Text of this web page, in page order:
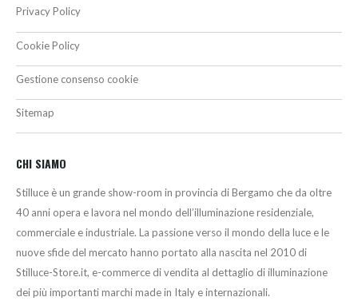
Privacy Policy
Cookie Policy
Gestione consenso cookie
Sitemap
CHI SIAMO
Stilluce è un grande show-room in provincia di Bergamo che da oltre
40 anni opera e lavora nel mondo dell’illuminazione residenziale,
commerciale e industriale. La passione verso il mondo della luce e le
nuove sfide del mercato hanno portato alla nascita nel 2010 di
Stilluce-Store.it, e-commerce di vendita al dettaglio di illuminazione
dei più importanti marchi made in Italy e internazionali.